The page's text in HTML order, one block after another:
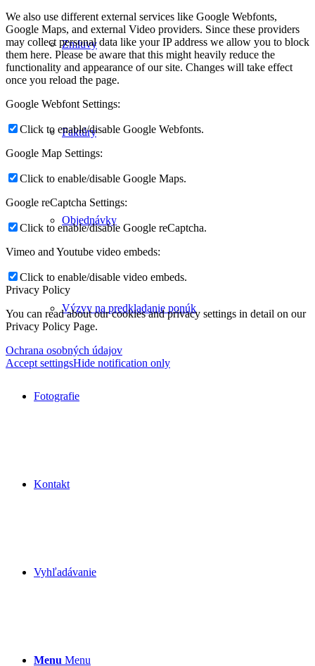
Zmluvy
Faktúry
Objednávky
Výzvy na predkladanie ponúk
Fotografie
Kontakt
Vyhľadávanie
Menu Menu
We also use different external services like Google Webfonts,
Google Maps, and external Video providers. Since these providers
may collect personal data like your IP address we allow you to block
them here. Please be aware that this might heavily reduce the
functionality and appearance of our site. Changes will take effect
once you reload the page.
Google Webfont Settings:
Click to enable/disable Google Webfonts.
Google Map Settings:
Click to enable/disable Google Maps.
Google reCaptcha Settings:
Click to enable/disable Google reCaptcha.
Vimeo and Youtube video embeds:
Click to enable/disable video embeds.
Privacy Policy
You can read about our cookies and privacy settings in detail on our
Privacy Policy Page.
Ochrana osobných údajov
Accept settingsHide notification only